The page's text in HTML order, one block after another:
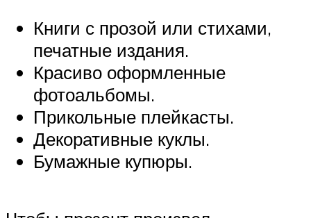
Книги с прозой или стихами,
печатные издания.
Красиво оформленные
фотоальбомы.
Прикольные плейкасты.
Декоративные куклы.
Бумажные купюры.